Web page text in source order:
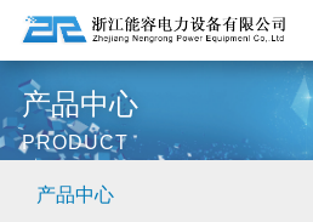
产品中心
PRODUCT
产品中心